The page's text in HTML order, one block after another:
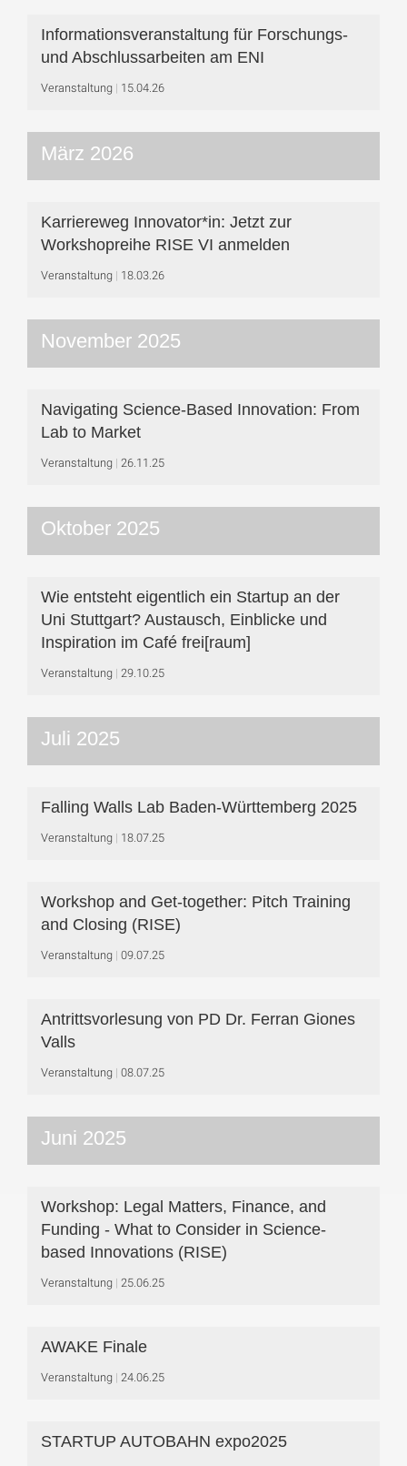
Informationsveranstaltung für Forschungs-
und Abschlussarbeiten am ENI
Veranstaltung 15.04.26
März 2026
Karriereweg Innovator*in: Jetzt zur
Workshop­reihe RISE VI anmelden
Veranstaltung 18.03.26
November 2025
Navigating Science-Based Innovation: From
Lab to Market
Veranstaltung 26.11.25
Oktober 2025
Wie entsteht eigentlich ein Startup an der
Uni Stuttgart? Austausch, Einblicke und
Inspiration im Café frei[raum]
Veranstaltung 29.10.25
Juli 2025
Falling Walls Lab Baden-Württemberg 2025
Veranstaltung 18.07.25
Workshop and Get-together: Pitch Training
and Closing (RISE)
Veranstaltung 09.07.25
Antrittsvorlesung von PD Dr. Ferran Giones
Valls
Veranstaltung 08.07.25
Juni 2025
Workshop: Legal Matters, Finance, and
Funding - What to Consider in Science-
based Innovations (RISE)
Veranstaltung 25.06.25
AWAKE Finale
Veranstaltung 24.06.25
STARTUP AUTOBAHN expo2025